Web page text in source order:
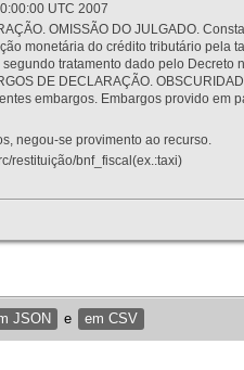
UTC 2007
OMISSÃO DO JULGADO.
monetária do crédito tributário pela
tratamento dado pelo Decreto
DE DECLARAÇÃO.
embargos. Embargos provido em
negou-se provimento ao recurso.
restituição/bnf_fiscal(ex.:taxi)
JSON e em CSV